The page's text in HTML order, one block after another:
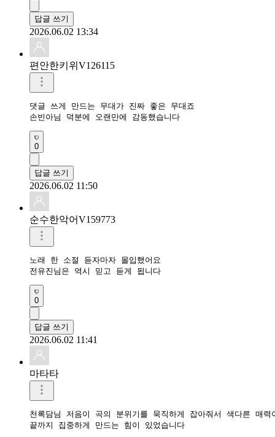
답글 쓰기
2026.06.02 13:34
편안한키위V126115
댓글 쓰게 만드는 무대가 진짜 좋은 무대죠
손빈아님 덕분에 오랜만에 감동했습니다
0
답글 쓰기
2026.06.02 11:50
순수한악어V159773
노래 한 소절 듣자마자 몰입했어요
전유진님은 역시 믿고 듣게 됩니다
0
답글 쓰기
2026.06.02 11:41
마타타
천록담님 저음이 곡의 분위기를 묵직하게 잡아줘서 색다른 매력
끝까지 집중하게 만드는 힘이 있었습니다